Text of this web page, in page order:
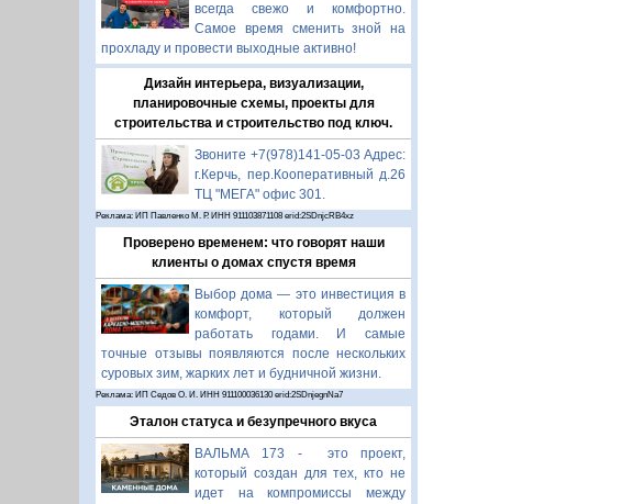
всегда свежо и комфортно.
Самое время сменить зной на
прохладу и провести выходные активно!
Дизайн интерьера, визуализации,
планировочные схемы, проекты для
строительства и строительство под ключ.
Звоните +7(978)141-05-03 Адрес:
г.Керчь, пер.Кооперативный д.26
ТЦ "МЕГА" офис 301.
Реклама: ИП Павленко М. Р. ИНН 911103871108 erid:2SDnjcRB4xz
Проверено временем: что говорят наши
клиенты о домах спустя время
Выбор дома — это инвестиция в
комфорт, который должен
работать годами. И самые
точные отзывы появляются после нескольких
суровых зим, жарких лет и будничной жизни.
Реклама: ИП Седов О. И. ИНН 911100036130 erid:2SDnjegnNa7
Эталон статуса и безупречного вкуса
ВАЛЬМА 173 - это проект,
который создан для тех, кто не
идет на компромиссы между